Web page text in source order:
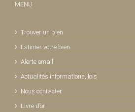
MENU
Trouver un bien
Estimer votre bien
Alerte email
Actualités,informations, lois
Nous contacter
Livre d’or